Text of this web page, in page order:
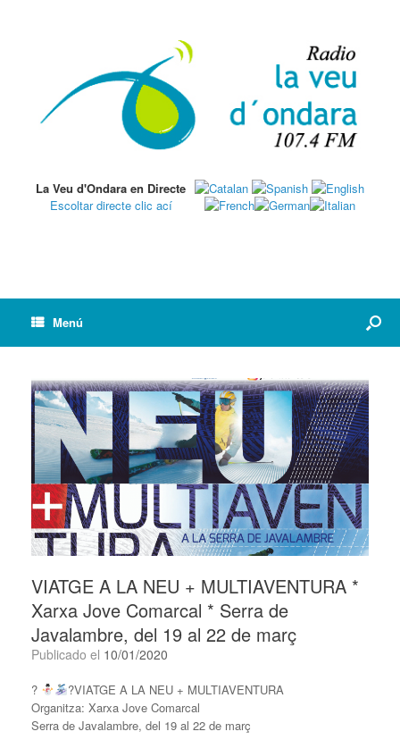
La Veu d'Ondara en Directe
Escoltar directe clic ací
Menú
VIATGE A LA NEU + MULTIAVENTURA *
Xarxa Jove Comarcal * Serra de
Javalambre, del 19 al 22 de març
Publicado el 10/01/2020
? ?VIATGE A LA NEU + MULTIAVENTURA
Organitza: Xarxa Jove Comarcal
Serra de Javalambre, del 19 al 22 de març